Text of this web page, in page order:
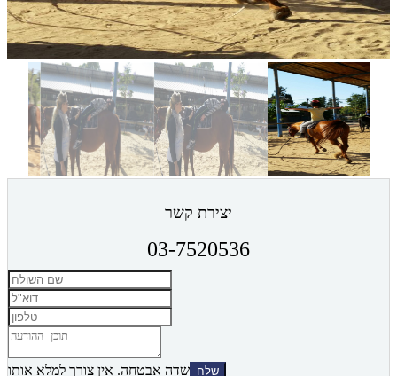
יצירת קשר
03-7520536
שדה אבטחה. אין צורך למלא אותו